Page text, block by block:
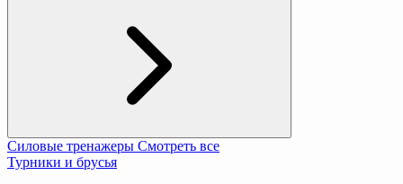
Силовые тренажеры Смотреть все
Турники и брусья